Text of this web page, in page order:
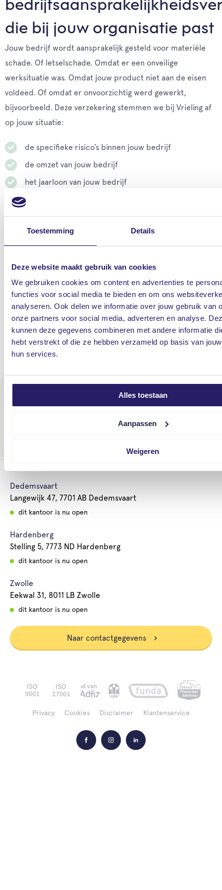
Toestemming Details
Deze website maakt gebruik van cookies
We gebruiken cookies om content en advertenties te
functies voor social media te bieden en om ons
analyseren. Ook delen we informatie over jouw gebruik van
onze partners voor social media, adverteren en analyse.
kunnen deze gegevens combineren met andere informatie
hebt verstrekt of die ze hebben verzameld op basis van
hun services.
Alles toestaan
Aanpassen
Weigeren
die bij jouw organisatie past
Jouw bedrijf wordt aansprakelijk gesteld voor materiële
schade. Of letselschade. Omdat er een onveilige
werksituatie was. Omdat jouw product niet aan de eisen
voldeed. Of omdat er onvoorzichtig werd gewerkt,
bijvoorbeeld. Deze verzekering stemmen we bij Vrieling af
op jouw situatie:
de specifieke risico’s binnen jouw bedrijf
de omzet van jouw bedrijf
het jaarloon van jouw bedrijf
Persoonlijke begeleiding bij schade
Bij schade gaat jouw schadebehandelaar direct
voor je aan de slag. Hij overlegt met jou hoe jouw
schade het best en snelst afgewikkeld kan worden.
Je staat er dus niet alleen voor. Onze
schadebehandelaars staan altijd voor je klaar en
bieden praktische hulp: 24 uur per dag, 7 dagen
per week.
Schade melden
Offerte? Persoonlijk advies?
Laat het ons weten, dan nemen we contact met jou op.
Dedemsvaart
Langewijk 47, 7701 AB Dedemsvaart
dit kantoor is nu open
Hardenberg
Stelling 5, 7773 ND Hardenberg
dit kantoor is nu open
Zwolle
Eekwal 31, 8011 LB Zwolle
dit kantoor is nu open
Naar contactgegevens
Privacy Cookies Disclaimer Klantenservice